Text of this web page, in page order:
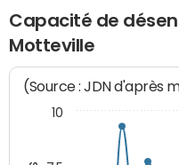
Capacité de
Motteville
(Source : JDN d'après
10